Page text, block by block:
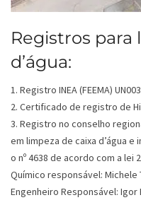
Registros para
d’água:
1. Registro INEA (FEEMA)
2. Certificado de registro de
3. Registro no conselho
em limpeza de caixa d’água
o nº 4638 de acordo com a lei
Químico responsável: Michele
Engenheiro Responsável: Igor